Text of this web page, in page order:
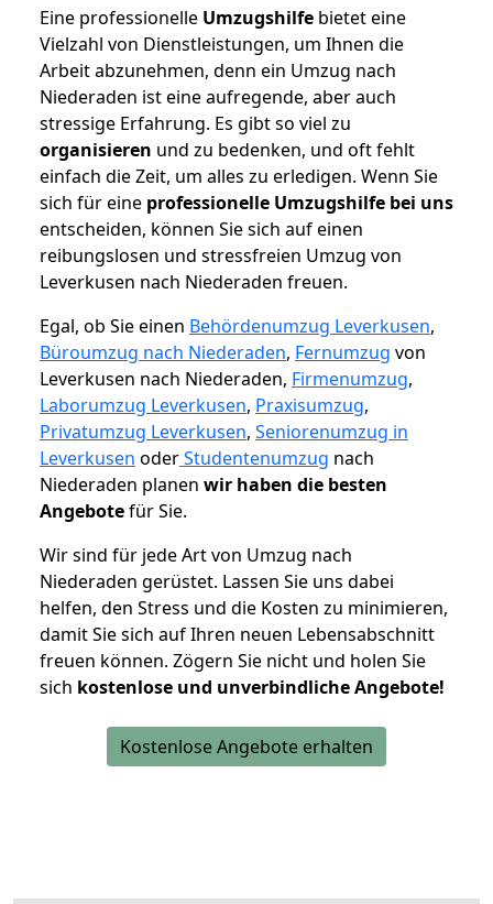
Eine professionelle Umzugshilfe bietet eine
Vielzahl von Dienstleistungen, um Ihnen die
Arbeit abzunehmen, denn ein Umzug nach
Niederaden ist eine aufregende, aber auch
stressige Erfahrung. Es gibt so viel zu
organisieren und zu bedenken, und oft fehlt
einfach die Zeit, um alles zu erledigen. Wenn Sie
sich für eine professionelle Umzugshilfe bei uns
entscheiden, können Sie sich auf einen
reibungslosen und stressfreien Umzug von
Leverkusen nach Niederaden freuen.
Egal, ob Sie einen Behördenumzug Leverkusen,
Büroumzug nach Niederaden, Fernumzug von
Leverkusen nach Niederaden, Firmenumzug,
Laborumzug Leverkusen, Praxisumzug,
Privatumzug Leverkusen, Seniorenumzug in
Leverkusen oderStudentenumzug nach
Niederaden planen wir haben die besten
Angebotefür Sie.
Wir sind für jede Art von Umzug nach
Niederaden gerüstet. Lassen Sie uns dabei
helfen, den Stress und die Kosten zu minimieren,
damit Sie sich auf Ihren neuen Lebensabschnitt
freuen können. Zögern Sie nicht und holen Sie
sich kostenlose und unverbindliche Angebote!
Kostenlose Angebote erhalten